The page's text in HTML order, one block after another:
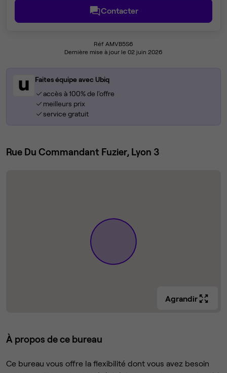
Contacter
Réf AMVB5S6
Dernière mise à jour le 02 juin 2026
Faites équipe avec Ubiq
accès à 100% de l'offre
meilleurs prix
service gratuit
Rue Du Commandant Fuzier, Lyon 3
Agrandir
À propos de ce bureau
Ce bureau vous offre la flexibilité dont vous avez besoin